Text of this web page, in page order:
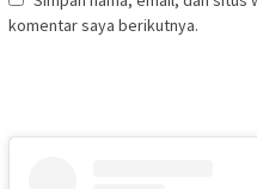
komentar saya berikutnya.